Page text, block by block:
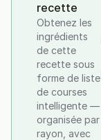
recette
Obtenez les
ingrédients
de cette
recette sous
forme de liste
de courses
intelligente —
organisée par
rayon, avec